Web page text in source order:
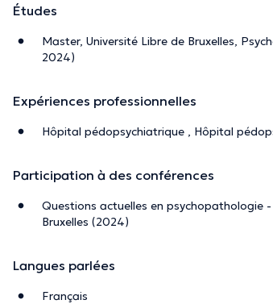
Études
Master, Université Libre de Bruxelles,
2024)
Expériences professionnelles
Hôpital pédopsychiatrique , Hôpital
Participation à des conférences
Questions actuelles en psychopathologie
Bruxelles (2024)
Langues parlées
Français